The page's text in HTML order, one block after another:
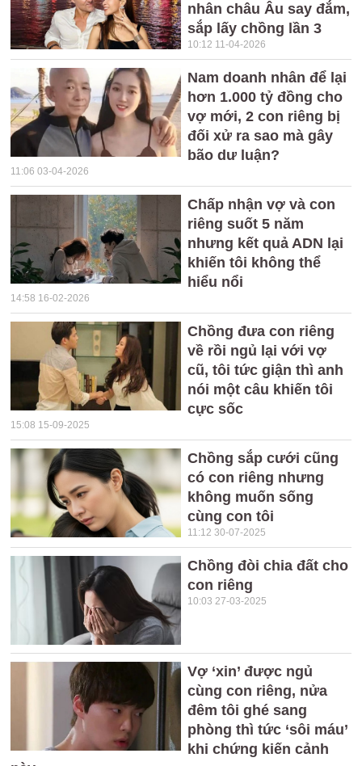
nhân châu Âu say đắm,
sắp lấy chồng lần 3
10:12 11-04-2026
Nam doanh nhân để lại
hơn 1.000 tỷ đồng cho
vợ mới, 2 con riêng bị
đối xử ra sao mà gây
bão dư luận?
11:06 03-04-2026
Chấp nhận vợ và con
riêng suốt 5 năm
nhưng kết quả ADN lại
khiến tôi không thể
hiểu nổi
14:58 16-02-2026
Chồng đưa con riêng
về rồi ngủ lại với vợ
cũ, tôi tức giận thì anh
nói một câu khiến tôi
cực sốc
15:08 15-09-2025
Chồng sắp cưới cũng
có con riêng nhưng
không muốn sống
cùng con tôi
11:12 30-07-2025
Chồng đòi chia đất cho
con riêng
10:03 27-03-2025
Vợ ‘xin’ được ngủ
cùng con riêng, nửa
đêm tôi ghé sang
phòng thì tức ‘sôi máu’
khi chứng kiến cảnh